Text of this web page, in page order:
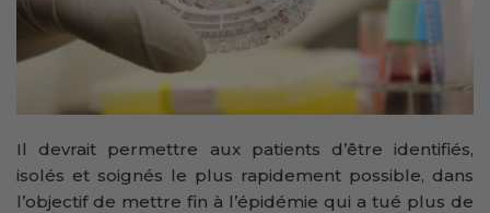
Il devrait permettre aux patients d’être identifiés,
isolés et soignés le plus rapidement possible, dans
l’objectif de mettre fin à l’épidémie qui a tué plus de